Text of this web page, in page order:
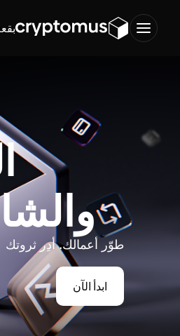
طوّر أعمالك. أدِر ثروتك
ابدأ الآن